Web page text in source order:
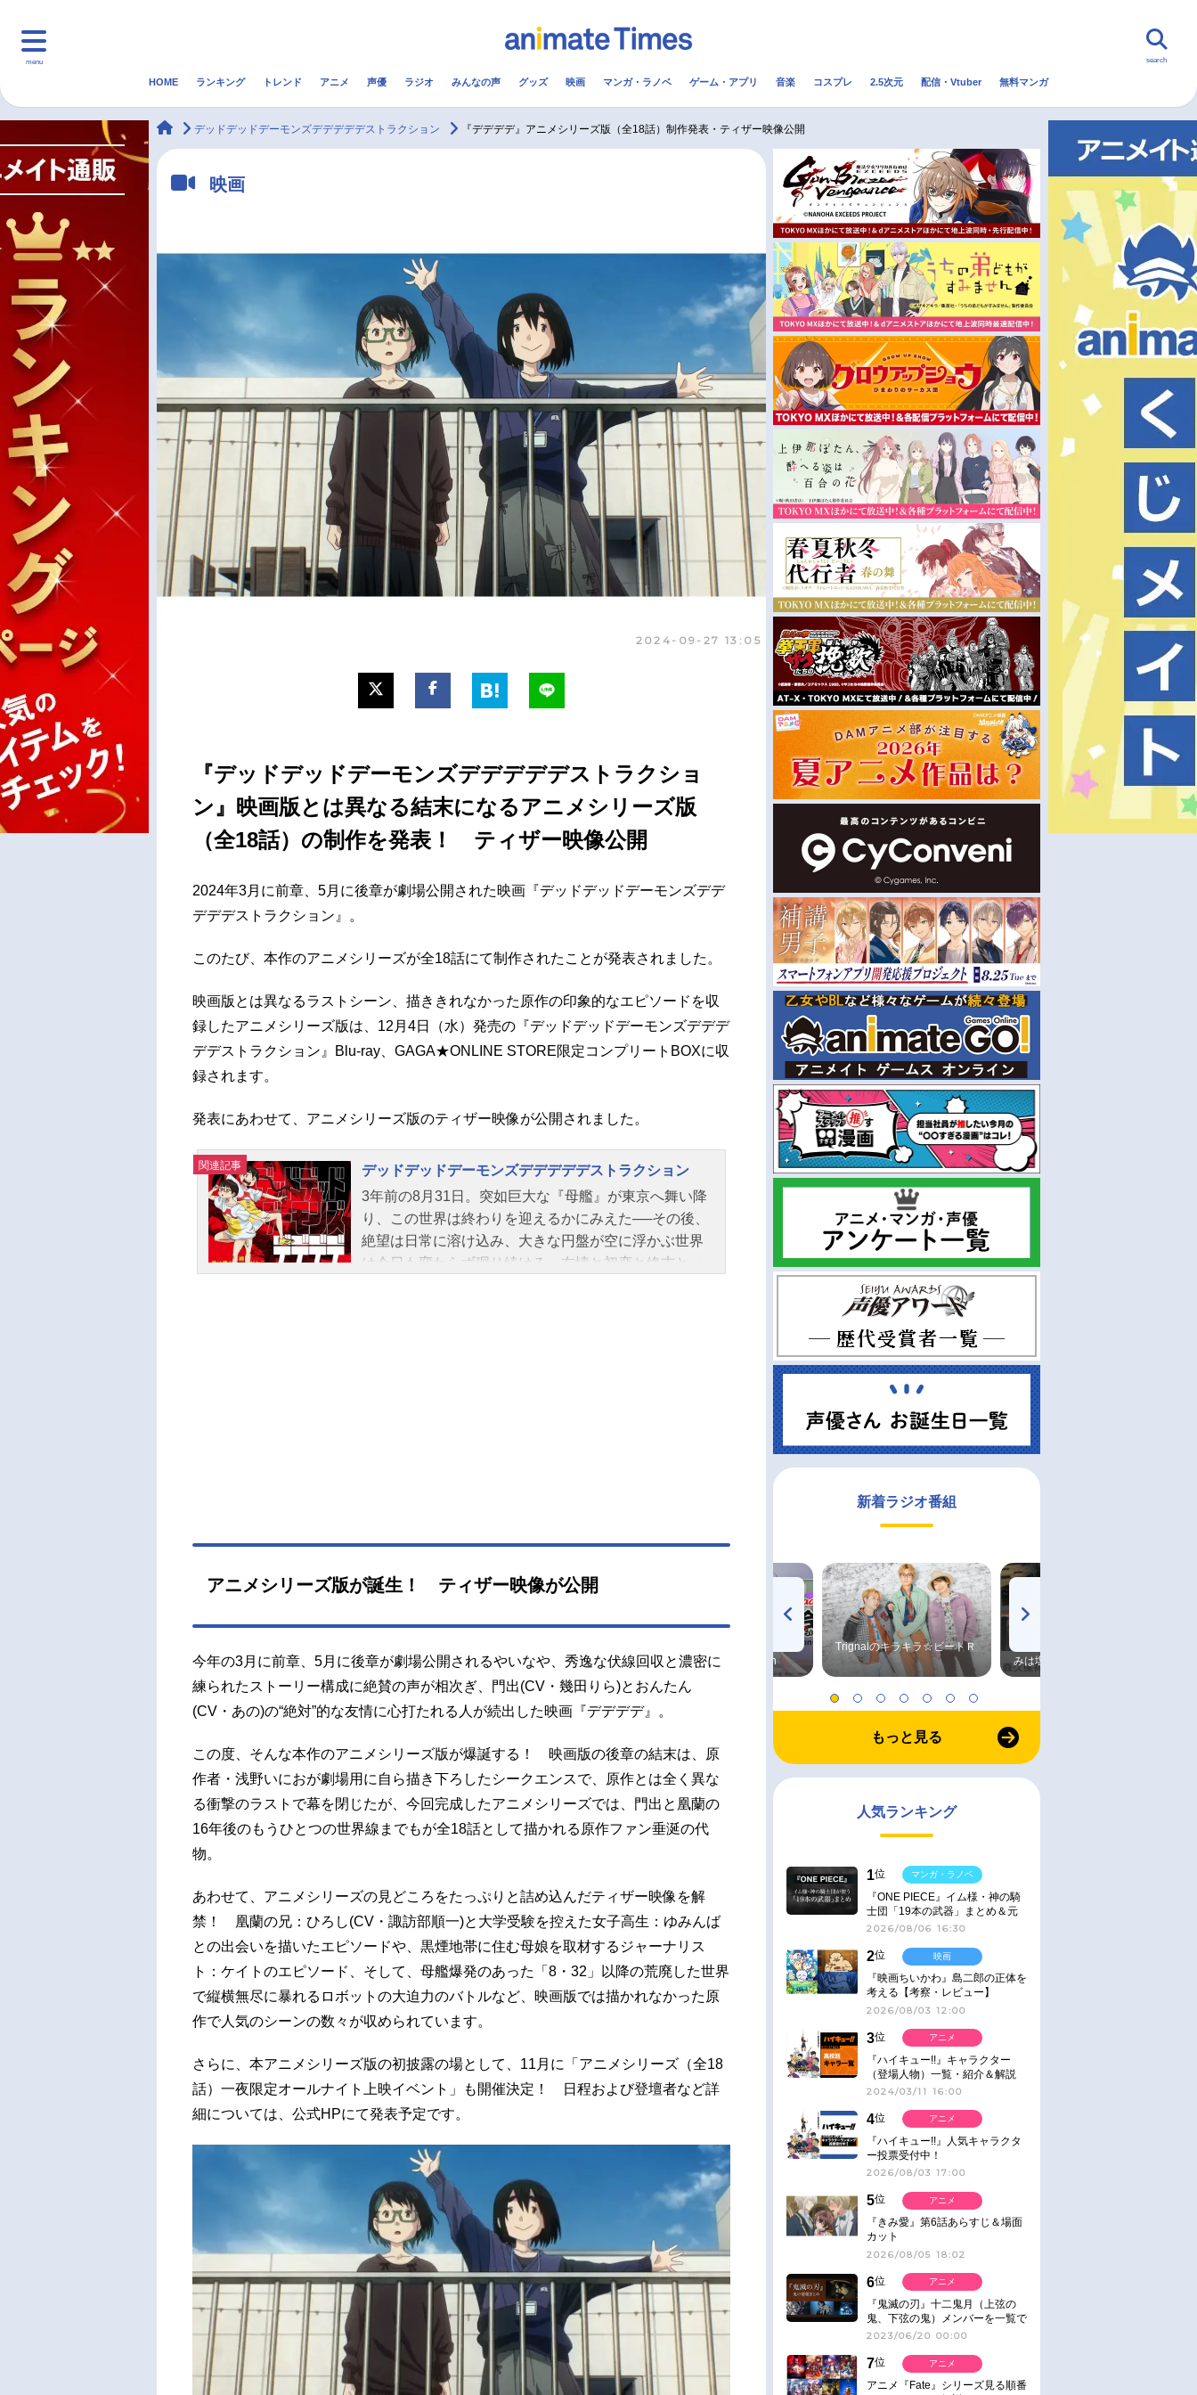
menu
マンガ・ラノベ ゲーム・アプリ 配信・Vtuber トレンド 無料マンガ
男性声優/女性声優一覧
今期アニメ曜日別一覧
春アニメ
夏アニメ
秋アニメ
冬アニメ
FOLLOW US
search
HOME ランキング トレンド アニメ 声優 ラジオ みんなの声 グッズ 映画 マンガ・ラノベ ゲーム・アプリ 音楽 コスプレ 2.5次元 配信・Vtuber 無料マンガ
animateTimes
デッドデッドデーモンズデデデデデストラクション 『デデデデ』アニメシリーズ版（全18話）制作発表・ティザー映像公開
映画
2024-09-27 13:05
『デッドデッドデーモンズデデデデデストラクショ
ン』映画版とは異なる結末になるアニメシリーズ版
（全18話）の制作を発表！ ティザー映像公開
2024年3月に前章、5月に後章が劇場公開された映画『デッドデッドデーモンズデデ
デデデストラクション』。
このたび、本作のアニメシリーズが全18話にて制作されたことが発表されました。
映画版とは異なるラストシーン、描ききれなかった原作の印象的なエピソードを収
録したアニメシリーズ版は、12月4日（水）発売の『デッドデッドデーモンズデデデ
デデストラクション』Blu-ray、GAGA★ONLINE STORE限定コンプリートBOXに収
録されます。
発表にあわせて、アニメシリーズ版のティザー映像が公開されました。
関連記事
デッドデッドデーモンズデデデデデストラクション
3年前の8月31日。突如巨大な『母艦』が東京へ舞い降
り、この世界は終わりを迎えるかにみえた──その後、
絶望は日常に溶け込み、大きな円盤が空に浮かぶ世界
は今日も変わらず廻り続ける。友情と初恋と終末と･･･
「ビッグスピリッツコミックス」刊監督：黒川智之シ
リーズ構成・脚本：吉田玲子キャラクターデザイン・
給：ギャガ製作...
アニメシリーズ版が誕生！ ティザー映像が公開
今年の3月に前章、5月に後章が劇場公開されるやいなや、秀逸な伏線回収と濃密に
練られたストーリー構成に絶賛の声が相次ぎ、門出(CV・幾田りら)とおんたん
(CV・あの)の“絶対”的な友情に心打たれる人が続出した映画『デデデデ』。
この度、そんな本作のアニメシリーズ版が爆誕する！ 映画版の後章の結末は、原
作者・浅野いにおが劇場用に自ら描き下ろしたシークエンスで、原作とは全く異な
る衝撃のラストで幕を閉じたが、今回完成したアニメシリーズでは、門出と凰蘭の
16年後のもうひとつの世界線までもが全18話として描かれる原作ファン垂涎の代
物。
あわせて、アニメシリーズの見どころをたっぷりと詰め込んだティザー映像を解
禁！ 凰蘭の兄：ひろし(CV・諏訪部順一)と大学受験を控えた女子高生：ゆみんば
との出会いを描いたエピソードや、黒煙地帯に住む母娘を取材するジャーナリス
ト：ケイトのエピソード、そして、母艦爆発のあった「8・32」以降の荒廃した世界
で縦横無尽に暴れるロボットの大迫力のバトルなど、映画版では描かれなかった原
作で人気のシーンの数々が収められています。
さらに、本アニメシリーズ版の初披露の場として、11月に「アニメシリーズ（全18
話）一夜限定オールナイト上映イベント」も開催決定！ 日程および登壇者など詳
細については、公式HPにて発表予定です。
新着ラジオ番組
♪ in アニメイトタイムズ
radio 大直会 2nd season
Trignalのキラキラ☆ビートＲ
みは塩だけ
もっと見る
人気ランキング
1位
『ONE PIECE』イム様・神の騎
士団「19本の武器」まとめ＆元
ネタ
2026/08/06 16:30
マンガ・ラノベ
2位
『映画ちいかわ』島二郎の正体を
考える【考察・レビュー】
2026/08/03 12:00
映画
3位
『ハイキュー!!』キャラクター
（登場人物）一覧・紹介＆解説
2024/03/11 16:00
アニメ
4位
『ハイキュー!!』人気キャラクタ
ー投票受付中！
2026/08/03 17:00
アニメ
5位
『きみ愛』第6話あらすじ＆場面
カット
2026/08/05 18:02
アニメ
6位
『鬼滅の刃』十二鬼月（上弦の
鬼、下弦の鬼）メンバーを一覧で
紹介＆解説（登場鬼の情報まと
2023/06/20 00:00
アニメ
7位
アニメ『Fate』シリーズ見る順番
アニメ